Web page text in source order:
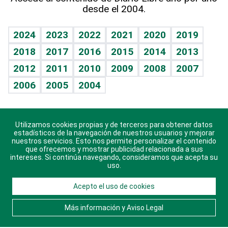
Vida y familia
Eñe
Celebrando la vida
Sin complejos
En pocas palabras
Escuchando al corazón
Economía Personal
TBT Deportivo
Guía del dinero
Horóscopos
Crucigramas
desde el 2004.
2024 2023 2022 2021 2020
2019
2018
2017 2016 2015 2014
2013
2012
2011 2010 2009 2008
2007
2006
2005 2004
Descarga nuestras aplicaciones para Android, iOS y
sistema Huawei.
© 2021 Diario Libre, todos los derechos reservados.
Consulta elAviso Legal. Ponte en Contacto
nosotros y conoce más sobre Diario Libre
Utilizamos cookies propias y de terceros para obtener datos
estadísticos de la navegación de nuestros usuarios y mejorar
nuestros servicios. Esto nos permite personalizar el contenido
que ofrecemos y mostrar publicidad relacionada a sus
intereses. Si continúa navegando, consideramos que acepta su
uso.
Acepto el uso de cookies
Más información y Aviso Legal